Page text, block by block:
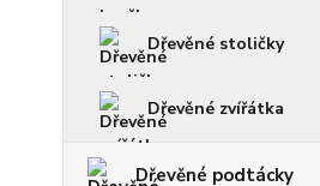
Dřevěné stoličky
Dřevěné zvířátka
Dřevěné podtácky